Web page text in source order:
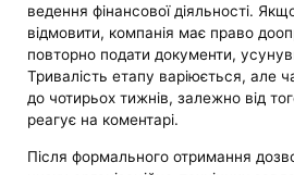
ведення фінансової діяльності.
відмовити, компанія має право
повторно подати документи,
Тривалість етапу варіюється, але
до чотирьох тижнів, залежно від
реагує на коментарі.
Після формального отримання